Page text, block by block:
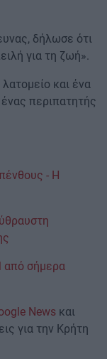
δήλωσε ότι
για τη ζωή».
και ένα
περιπατητής
- Η
από σήμερα
News και
για την Κρήτη